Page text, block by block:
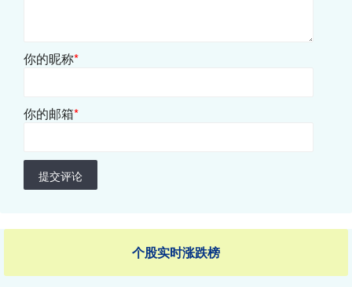
你的昵称*
你的邮箱*
提交评论
个股实时涨跌榜